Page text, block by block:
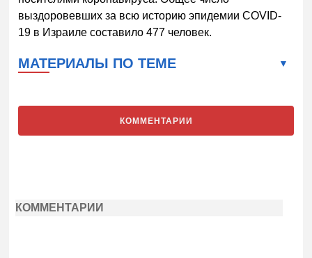
выздоровевших за всю историю эпидемии COVID-
19 в Израиле составило 477 человек.
МАТЕРИАЛЫ ПО ТЕМЕ
КОММЕНТАРИИ
КОММЕНТАРИИ